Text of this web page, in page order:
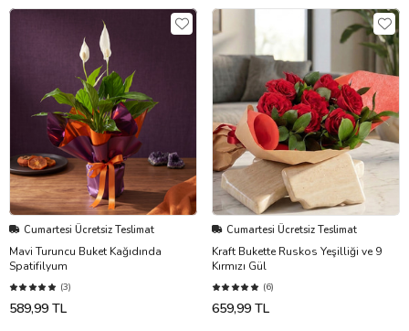
Cumartesi Ücretsiz Teslimat
Mavi Turuncu Buket Kağıdında
Spatifilyum
(3)
589,99 TL
Cumartesi Ücretsiz Teslimat
Kraft Bukette Ruskos Yeşilliği ve 9
Kırmızı Gül
(6)
659,99 TL